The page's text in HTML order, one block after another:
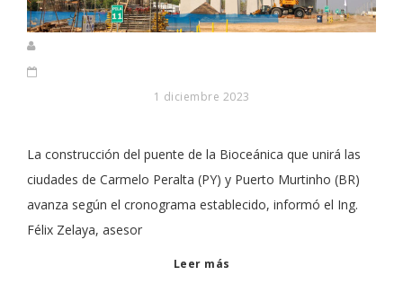
1 diciembre 2023
La construcción del puente de la Bioceánica que unirá las
ciudades de Carmelo Peralta (PY) y Puerto Murtinho (BR)
avanza según el cronograma establecido, informó el Ing.
Félix Zelaya, asesor
Leer más